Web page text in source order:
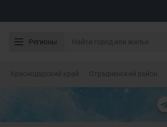
Регионы
Краснодарский край Отрадненский район